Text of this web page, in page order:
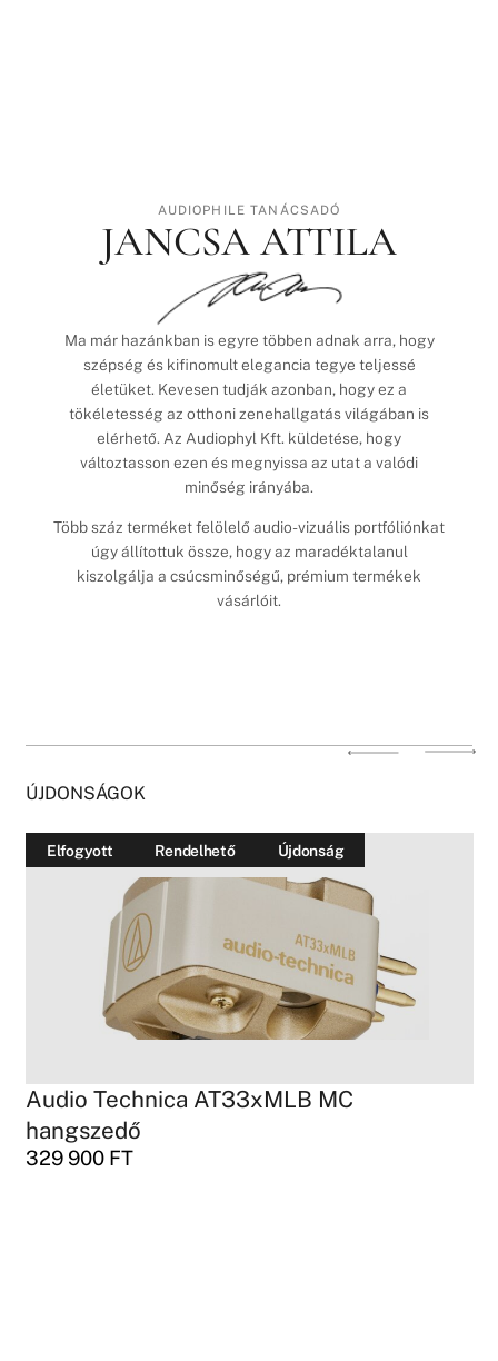
AUDIOPHILE TANÁCSADÓ
JANCSA ATTILA
Ma már hazánkban is egyre többen adnak arra, hogy
szépség és kifinomult elegancia tegye teljessé
életüket. Kevesen tudják azonban, hogy ez a
tökéletesség az otthoni zenehallgatás világában is
elérhető. Az Audiophyl Kft. küldetése, hogy
változtasson ezen és megnyissa az utat a valódi
minőség irányába.
Több száz terméket felölelő audio-vizuális portfóliónkat
úgy állítottuk össze, hogy az maradéktalanul
kiszolgálja a csúcsminőségű, prémium termékek
vásárlóit.
ÚJDONSÁGOK
Elfogyott Rendelhető Újdonság
Audio Technica AT33xMLB MC
hangszedő
329 900 FT